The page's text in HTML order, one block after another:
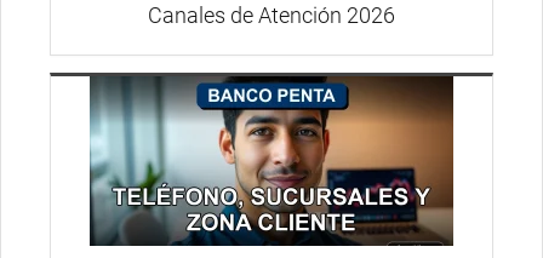
Canales de Atención 2026